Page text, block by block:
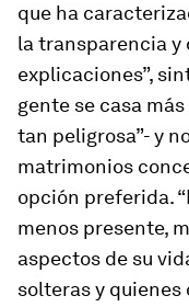
que ha
la transparencia y
explicaciones”,
gente se casa
tan peligrosa”- y
matrimonios
opción preferida.
menos presente,
aspectos de su
solteras y